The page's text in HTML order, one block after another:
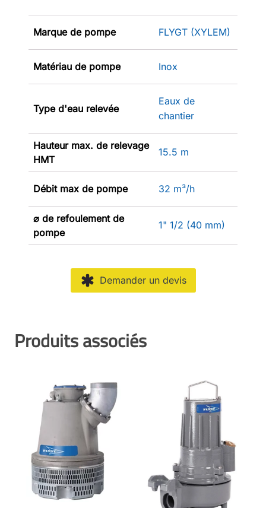
Marque de pompe FLYGT (XYLEM)
Matériau de pompe Inox
Type d'eau relevée
Eaux de
chantier
Hauteur max. de relevage
HMT
15.5 m
Débit max de pompe 32 m³/h
⌀ de refoulement de
pompe
1" 1/2 (40 mm)
Demander un devis
Produits associés